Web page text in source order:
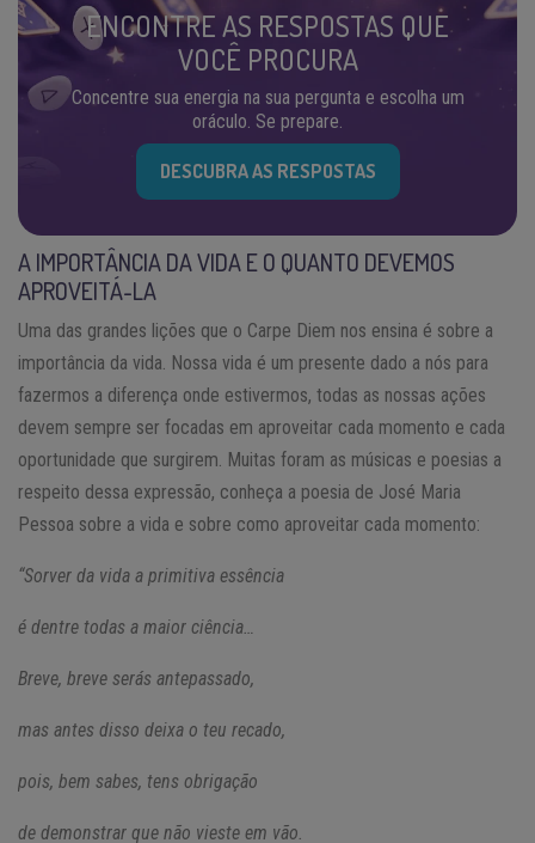
ENCONTRE AS RESPOSTAS QUE
VOCÊ PROCURA
Concentre sua energia na sua pergunta e escolha um
oráculo. Se prepare.
DESCUBRA AS RESPOSTAS
A IMPORTÂNCIA DA VIDA E O QUANTO DEVEMOS
APROVEITÁ-LA
Uma das grandes lições que o Carpe Diem nos ensina é sobre a
importância da vida. Nossa vida é um presente dado a nós para
fazermos a diferença onde estivermos, todas as nossas ações
devem sempre ser focadas em aproveitar cada momento e cada
oportunidade que surgirem. Muitas foram as músicas e poesias a
respeito dessa expressão, conheça a poesia de José Maria
Pessoa sobre a vida e sobre como aproveitar cada momento:
“Sorver da vida a primitiva essência
é dentre todas a maior ciência…
Breve, breve serás antepassado,
mas antes disso deixa o teu recado,
pois, bem sabes, tens obrigação
de demonstrar que não vieste em vão.